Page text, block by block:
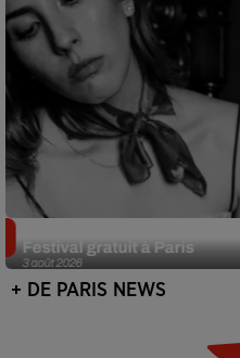
3 août 2026
Festival gratuit à Paris
+ DE PARIS NEWS